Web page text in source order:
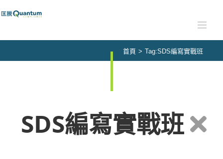
to
首頁 > Tag:SDS編寫實戰班
SDS編寫實戰班